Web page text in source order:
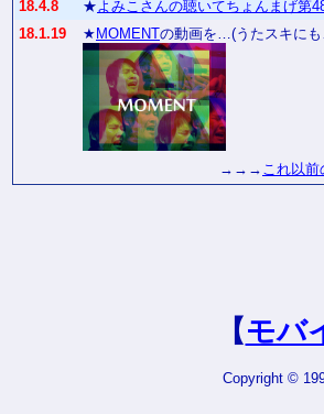
18.4.8
★よみこさんの聴いてちょんまげ第
18.1.19
★ MOMENTの動画を…(うたスキに
→→→ これ以前
【モバ
Copyright ©